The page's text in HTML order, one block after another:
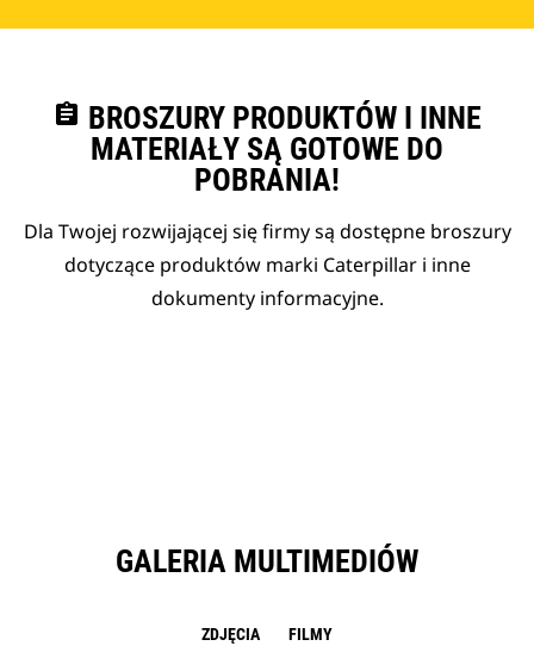
assignment BROSZURY PRODUKTÓW I INNE
MATERIAŁY SĄ GOTOWE DO
POBRANIA!
Dla Twojej rozwijającej się firmy są dostępne broszury
dotyczące produktów marki Caterpillar i inne
dokumenty informacyjne.
GALERIA MULTIMEDIÓW
ZDJĘCIA FILMY